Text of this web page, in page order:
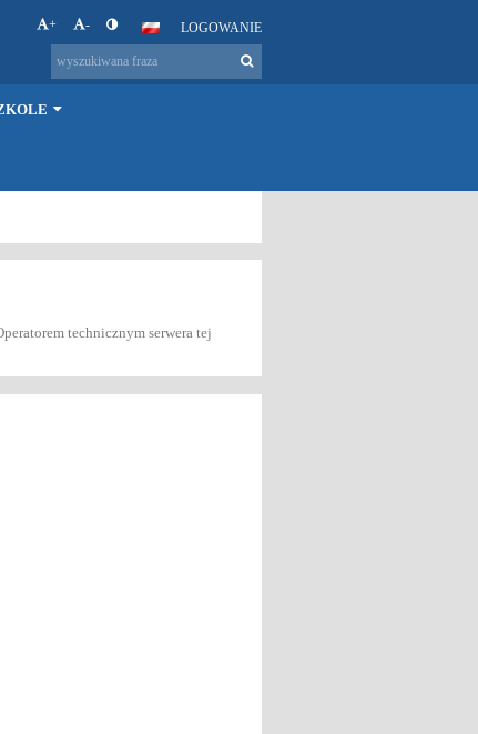
+ - LOGOWANIE
technicznym serwera tej